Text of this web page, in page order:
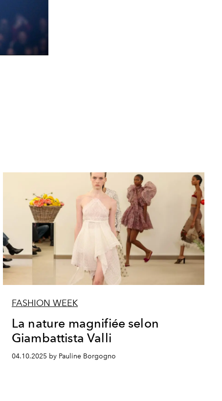
FASHION WEEK
La nature magnifiée selon
Giambattista Valli
04.10.2025 by Pauline Borgogno